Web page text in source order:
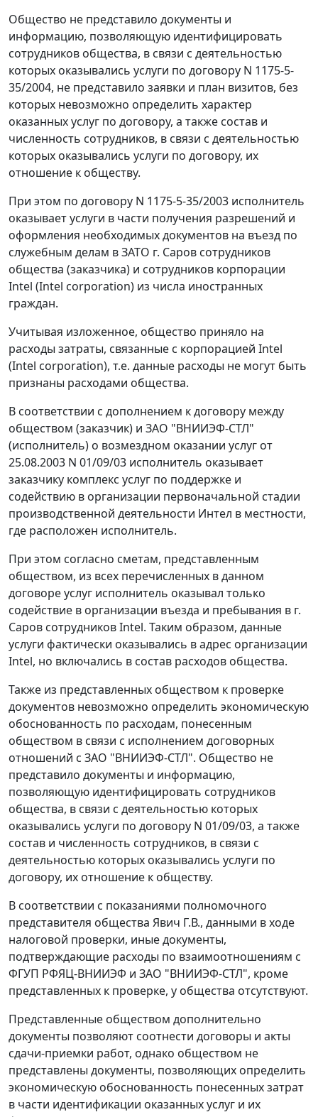
Общество не представило документы и
информацию, позволяющую идентифицировать
сотрудников общества, в связи с деятельностью
которых оказывались услуги по договору N 1175-5-
35/2004, не представило заявки и план визитов, без
которых невозможно определить характер
оказанных услуг по договору, а также состав и
численность сотрудников, в связи с деятельностью
которых оказывались услуги по договору, их
отношение к обществу.
При этом по договору N 1175-5-35/2003 исполнитель
оказывает услуги в части получения разрешений и
оформления необходимых документов на въезд по
служебным делам в ЗАТО г. Саров сотрудников
общества (заказчика) и сотрудников корпорации
Intel (Intel corporation) из числа иностранных
граждан.
Учитывая изложенное, общество приняло на
расходы затраты, связанные с корпорацией Intel
(Intel corporation), т.е. данные расходы не могут быть
признаны расходами общества.
В соответствии с дополнением к договору между
обществом (заказчик) и ЗАО "ВНИИЭФ-СТЛ"
(исполнитель) о возмездном оказании услуг от
25.08.2003 N 01/09/03 исполнитель оказывает
заказчику комплекс услуг по поддержке и
содействию в организации первоначальной стадии
производственной деятельности Интел в местности,
где расположен исполнитель.
При этом согласно сметам, представленным
обществом, из всех перечисленных в данном
договоре услуг исполнитель оказывал только
содействие в организации въезда и пребывания в г.
Саров сотрудников Intel. Таким образом, данные
услуги фактически оказывались в адрес организации
Intel, но включались в состав расходов общества.
Также из представленных обществом к проверке
документов невозможно определить экономическую
обоснованность по расходам, понесенным
обществом в связи с исполнением договорных
отношений с ЗАО "ВНИИЭФ-СТЛ". Общество не
представило документы и информацию,
позволяющую идентифицировать сотрудников
общества, в связи с деятельностью которых
оказывались услуги по договору N 01/09/03, а также
состав и численность сотрудников, в связи с
деятельностью которых оказывались услуги по
договору, их отношение к обществу.
В соответствии с показаниями полномочного
представителя общества Явич Г.В., данными в ходе
налоговой проверки, иные документы,
подтверждающие расходы по взаимоотношениям с
ФГУП РФЯЦ-ВНИИЭФ и ЗАО "ВНИИЭФ-СТЛ", кроме
представленных к проверке, у общества отсутствуют.
Представленные обществом дополнительно
документы позволяют соотнести договоры и акты
сдачи-приемки работ, однако обществом не
представлены документы, позволяющих определить
экономическую обоснованность понесенных затрат
в части идентификации оказанных услуг и их